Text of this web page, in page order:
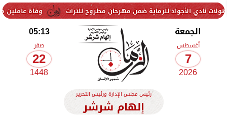
وفاة عاملين متأثرين للرماية ضمن مهرجان مطروح للتراث
الجمعة
أغسطس
7
2026
05:13
صفر
22
1448
رئيس مجلس الإدارة ورئيس التحرير
إلهام شرشر